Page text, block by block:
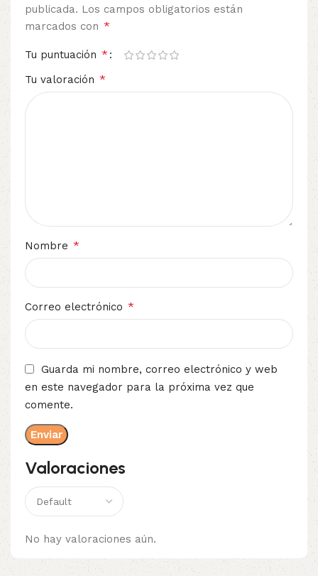
Valoraciones
No hay valoraciones aún.
publicada. Los campos obligatorios están
marcados con *
Tu puntuación *
Tu valoración *
Nombre *
Correo electrónico *
Guarda mi nombre, correo electrónico y web
en este navegador para la próxima vez que
comente.